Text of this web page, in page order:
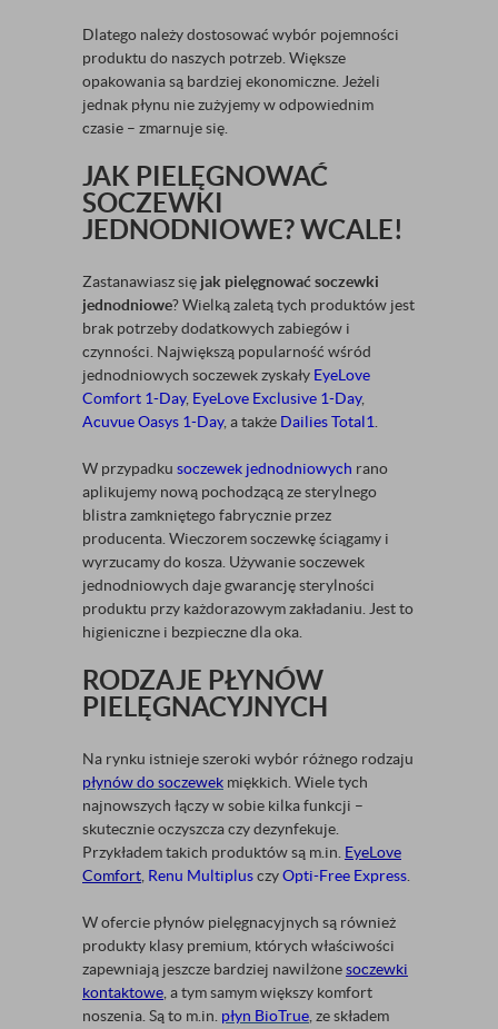
Dlatego należy dostosować wybór pojemności
produktu do naszych potrzeb. Większe
opakowania są bardziej ekonomiczne. Jeżeli
jednak płynu nie zużyjemy w odpowiednim
czasie – zmarnuje się.
JAK PIELĘGNOWAĆ
SOCZEWKI
JEDNODNIOWE? WCALE!
Zastanawiasz się jak pielęgnować soczewki
jednodniowe? Wielką zaletą tych produktów jest
brak potrzeby dodatkowych zabiegów i
czynności. Największą popularność wśród
jednodniowych soczewek zyskały EyeLove
Comfort 1-Day, EyeLove Exclusive 1-Day,
Acuvue Oasys 1-Day, a także Dailies Total1
W przypadku soczewek jednodniowych rano
aplikujemy nową pochodzącą ze sterylnego
blistra zamkniętego fabrycznie przez
producenta. Wieczorem soczewkę ściągamy i
wyrzucamy do kosza. Używanie soczewek
jednodniowych daje gwarancję sterylności
produktu przy każdorazowym zakładaniu. Jest to
higieniczne i bezpieczne dla oka.
RODZAJE PŁYNÓW
PIELĘGNACYJNYCH
Na rynku istnieje szeroki wybór różnego rodzaju
płynówdo soczewek miękkich. Wiele tych
najnowszych łączy w sobie kilka funkcji –
skutecznie oczyszcza czy dezynfekuje.
Przykładem takich produktów są m.in. EyeLove
Comfort Renu MultiplusczyOpti-Free Express
W ofercie płynów pielęgnacyjnych są również
produkty klasy premium, których właściwości
zapewniają jeszcze bardziej nawilżonesoczewki
kontaktowe , a tym samym większy komfort
noszenia. Są to m.in. płyn BioTrue , ze składem